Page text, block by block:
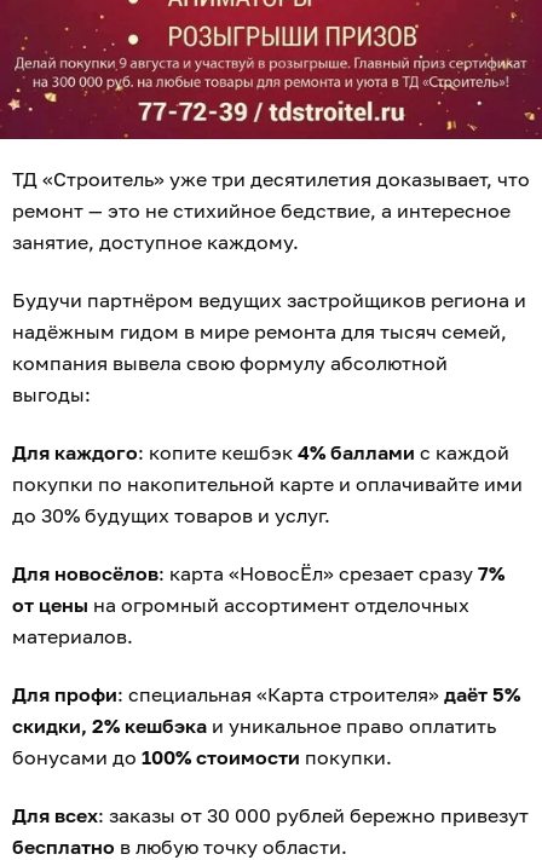
ТД «Строитель» уже три десятилетия доказывает, что
ремонт — это не стихийное бедствие, а интересное
занятие, доступное каждому.
Будучи партнёром ведущих застройщиков региона и
надёжным гидом в мире ремонта для тысяч семей,
компания вывела свою формулу абсолютной
выгоды:
Для каждого: копите кешбэк 4% баллами с каждой
покупки по накопительной карте и оплачивайте ими
до 30% будущих товаров и услуг.
Для новосёлов: карта «НовосЁл» срезает сразу 7%
от цены на огромный ассортимент отделочных
материалов.
Для профи: специальная «Карта строителя» даёт 5%
скидки, 2% кешбэка и уникальное право оплатить
бонусами до 100% стоимости покупки.
Для всех: заказы от 30 000 рублей бережно привезут
бесплатно в любую точку области.